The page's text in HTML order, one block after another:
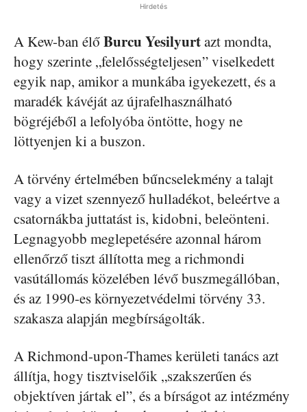
Hirdetés
A Kew-ban élőBurcu Yesilyurtazt mondta,
hogy szerinte „felelősségteljesen” viselkedett
egyik nap, amikor a munkába igyekezett, és a
maradék kávéját az újrafelhasználható
bögréjéből a lefolyóba öntötte, hogy ne
löttyenjen ki a buszon.
A törvény értelmében bűncselekmény a talajt
vagy a vizet szennyező hulladékot, beleértve a
csatornákba juttatást is, kidobni, beleönteni.
Legnagyobb meglepetésére azonnal három
ellenőrző tiszt állította meg a richmondi
vasútállomás közelében lévő buszmegállóban,
és az 1990-es környezetvédelmi törvény 33.
szakasza alapján megbírságolták.
A Richmond-upon-Thames kerületi tanács azt
állítja, hogy tisztviselőik „szakszerűen és
objektíven jártak el”, és a bírságot az intézmény